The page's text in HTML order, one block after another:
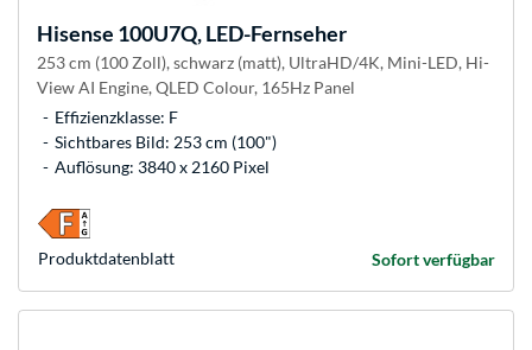
Hisense 100U7Q, LED-Fernseher
253 cm (100 Zoll), schwarz (matt), UltraHD/4K, Mini-LED, Hi-
View AI Engine, QLED Colour, 165Hz Panel
Effizienzklasse: F
Sichtbares Bild: 253 cm (100")
Auflösung: 3840 x 2160 Pixel
Sofort verfügbar
Produkt­datenblatt